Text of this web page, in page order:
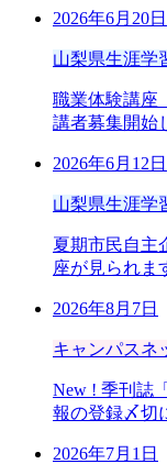
2026年6月20日
山梨県生涯学
職業体験講座
講者募集開始
2026年6月12日
山梨県生涯学
夏期市民自主
座が見られま
2026年8月7日
キャンパスネ
New ! 季刊誌
報の登録〆切
2026年7月1日